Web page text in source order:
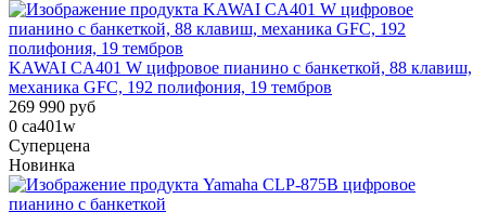
KAWAI CA401 W цифровое пианино с банкеткой, 88 клавиш,
механика GFC, 192 полифония, 19 тембров
269 990 руб
0 ca401w
Суперцена
Новинка